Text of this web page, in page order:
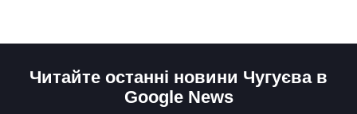
Читайте останні новини Чугуєва в
Google News